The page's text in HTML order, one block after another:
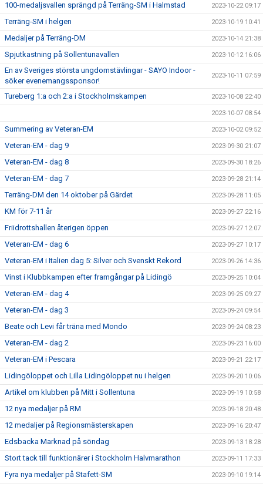
100-medaljsvallen sprängd på Terräng-SM i Halmstad 2023-10-22 09:17
Terräng-SM i helgen 2023-10-19 10:41
Medaljer på Terräng-DM 2023-10-14 21:38
Spjutkastning på Sollentunavallen 2023-10-12 16:06
En av Sveriges största ungdomstävlingar - SAYO Indoor -
söker evenemangssponsor!
2023-10-11 07:59
Tureberg 1:a och 2:a i Stockholmskampen 2023-10-08 22:40
2023-10-07 08:54
Summering av Veteran-EM 2023-10-02 09:52
Veteran-EM - dag 9 2023-09-30 21:07
Veteran-EM - dag 8 2023-09-30 18:26
Veteran-EM - dag 7 2023-09-28 21:14
Terräng-DM den 14 oktober på Gärdet 2023-09-28 11:05
KM för 7-11 år 2023-09-27 22:16
Friidrottshallen återigen öppen 2023-09-27 12:07
Veteran-EM - dag 6 2023-09-27 10:17
Veteran-EM i Italien dag 5: Silver och Svenskt Rekord 2023-09-26 14:36
Vinst i Klubbkampen efter framgångar på Lidingö 2023-09-25 10:04
Veteran-EM - dag 4 2023-09-25 09:27
Veteran-EM - dag 3 2023-09-24 09:54
Beate och Levi får träna med Mondo 2023-09-24 08:23
Veteran-EM - dag 2 2023-09-23 16:00
Veteran-EM i Pescara 2023-09-21 22:17
Lidingöloppet och Lilla Lidingöloppet nu i helgen 2023-09-20 10:06
Artikel om klubben på Mitt i Sollentuna 2023-09-19 10:58
12 nya medaljer på RM 2023-09-18 20:48
12 medaljer på Regionsmästerskapen 2023-09-16 20:47
Edsbacka Marknad på söndag 2023-09-13 18:28
Stort tack till funktionärer i Stockholm Halvmarathon 2023-09-11 17:33
Fyra nya medaljer på Stafett-SM 2023-09-10 19:14